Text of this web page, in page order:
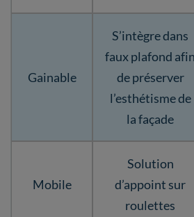
Gainable
S’intègre dans
faux plafond afin
de préserver
l’esthétisme de
la façade
Mobile
Solution
d’appoint sur
roulettes